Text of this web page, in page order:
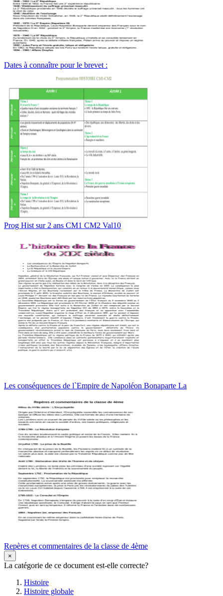
Dates à connaître pour le brevet :
Prog Hist sur 2 ans CM1 CM2 Val10
Les conséquences de l`Empire de Napoléon Bonaparte La
Repères et commentaires de la classe de 4ème
×
La catégorie de ce document est-elle correcte?
Histoire
Histoire globale